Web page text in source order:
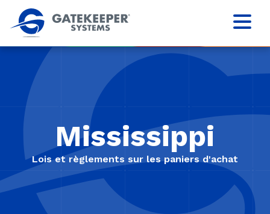
Mississippi
Lois et règlements sur les paniers d'achat